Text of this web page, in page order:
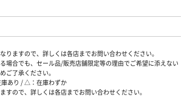
りますので、詳しくは各店までお問い合わせください。
場合でも、セール品/販売店舗限定等の理由でご希望に添えない
ご了承ください。
あり / △：在庫わずか
すので、詳しくは各店までお問い合わせください。